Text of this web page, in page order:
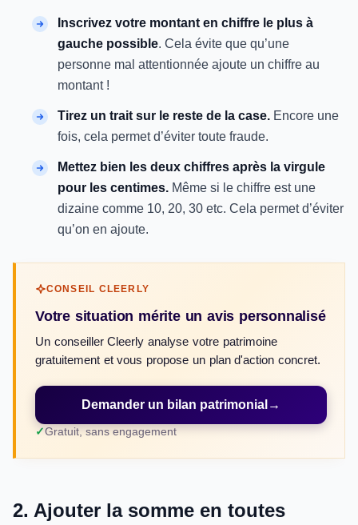
Inscrivez votre montant en chiffre le plus à
gauche possible. Cela évite que qu’une
personne mal attentionnée ajoute un chiffre au
montant !
Tirez un trait sur le reste de la case. Encore une
fois, cela permet d’éviter toute fraude.
Mettez bien les deux chiffres après la virgule
pour les centimes. Même si le chiffre est une
dizaine comme 10, 20, 30 etc. Cela permet d’éviter
qu’on en ajoute.
CONSEIL CLEERLY
Votre situation mérite un avis personnalisé
Un conseiller Cleerly analyse votre patrimoine
gratuitement et vous propose un plan d'action concret.
Demander un bilan patrimonial →
Gratuit, sans engagement
2. Ajouter la somme en toutes